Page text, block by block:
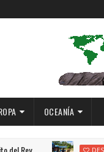
OCEANÍA
DESTACADO